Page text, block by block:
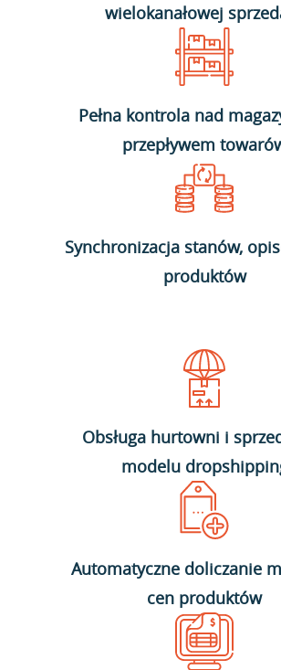
wielokanałowej
Pełna kontrola nad
przepływem
Synchronizacja stanów,
produktów
Obsługa hurtowni i
modelu
Automatyczne doliczanie
cen produktów